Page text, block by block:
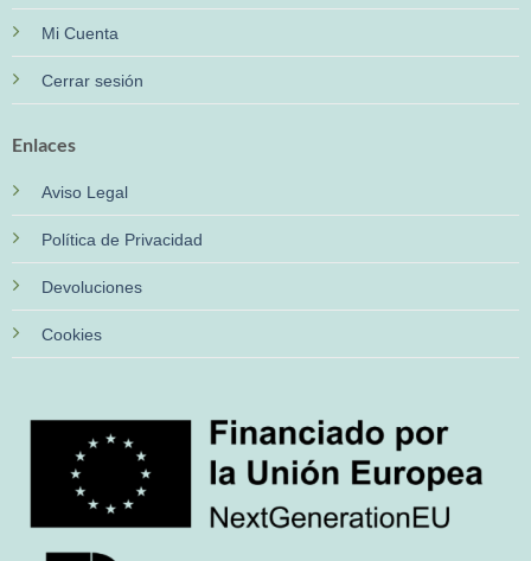
Mi Cuenta
Cerrar sesión
Enlaces
Aviso Legal
Política de Privacidad
Devoluciones
Cookies